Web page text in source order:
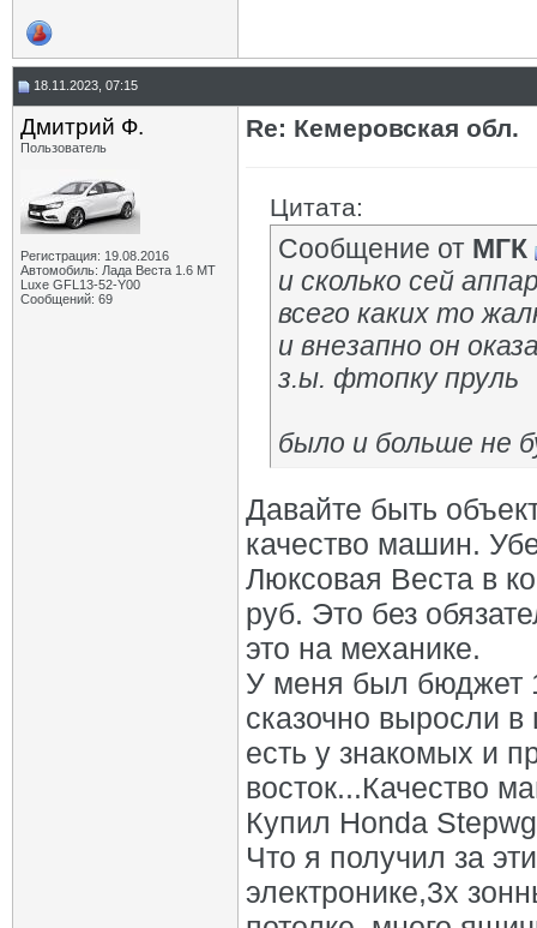
18.11.2023, 07:15
Дмитрий Ф.
Пользователь
Регистрация: 19.08.2016
Автомобиль: Лада Веста 1.6 MT
Luxe GFL13-52-Y00
Сообщений: 69
Re: Кемеровская обл.
Цитата:
Сообщение от МГК
и сколько сей
всего каких то
и внезапно он
з.ы. фтопку пруль
было и больше не
Давайте быть
качество машин.
Люксовая Веста в
руб. Это без
это на механике.
У меня был бюджет
сказочно выросли
есть у знакомых и
восток...Качество
Купил Honda
Что я получил за
электронике,3х